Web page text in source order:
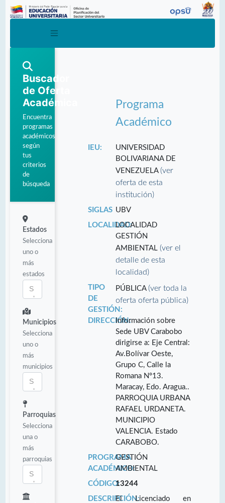
Buscador
de Oferta
Académica
Encuentra
programas
académicos
según
tus
criterios
de
búsqueda
Estados
Selecciona
uno o
más
estados
Municipios
Selecciona
uno o
más
municipios
Parroquias
Selecciona
una o
más
parroquias
Programa
Académico
IEU:
UNIVERSIDAD
BOLIVARIANA DE
VENEZUELA(ver
oferta de esta
institución)
SIGLAS UBV
LOCALIDAD:LOCALIDAD
GESTIÓN
AMBIENTAL(ver el
detalle de esta
localidad)
TIPO
DE
GESTIÓN:
PÚBLICA(ver toda la
oferta oferta pública)
DIRECCIÓN:Información sobre
Sede UBV Carabobo
dirigirse a: Eje Central:
Av.Bolívar Oeste,
Grupo C, Calle la
Romana Nº13.
Maracay, Edo. Aragua..
PARROQUIA URBANA
RAFAEL URDANETA.
MUNICIPIO
VALENCIA. Estado
CARABOBO.
PROGRAMA
ACADÉMICO:
GESTIÓN
AMBIENTAL
CÓDIGO:13244
DESCRIPCIÓN:El Licenciado en